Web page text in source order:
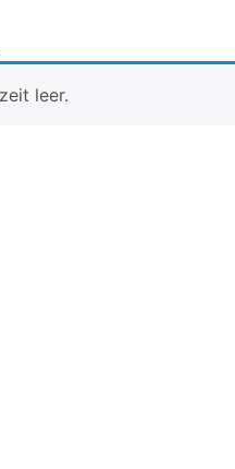
leer.